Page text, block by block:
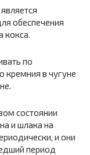
обеспечения
кокса.
по
в чугуне
состоянии
и шлака на
и они
период